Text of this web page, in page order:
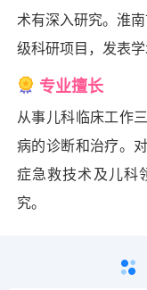
术有深入研究。淮
级科研项目，发表学
专业擅长
从事儿科临床工作
病的诊断和治疗。
症急救技术及儿科
究。